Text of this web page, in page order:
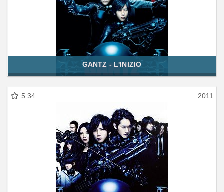
GANTZ - L'INIZIO
5.34 2011